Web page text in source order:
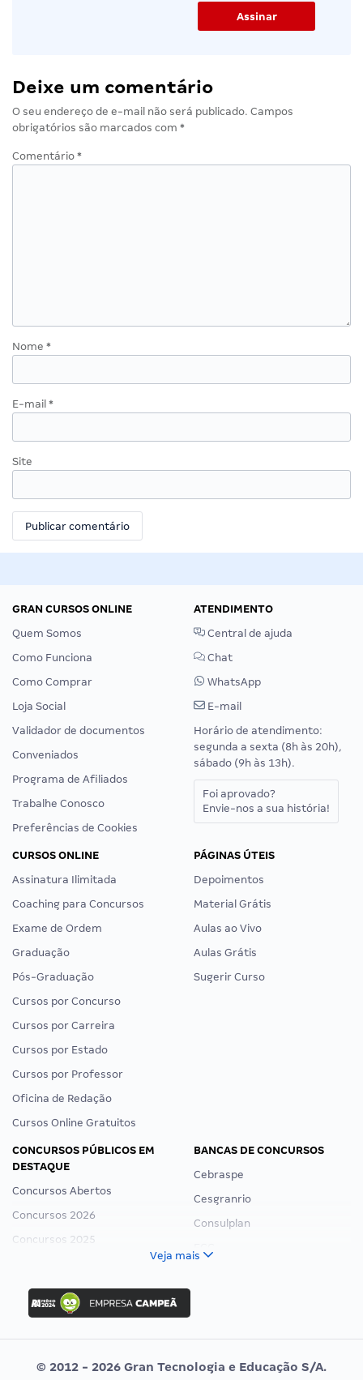
Deixe um comentário
O seu endereço de e-mail não será publicado. Campos
obrigatórios são marcados com *
Comentário *
Nome *
E-mail *
Site
GRAN CURSOS ONLINE
Quem Somos
Como Funciona
Como Comprar
Loja Social
Validador de documentos
Conveniados
Programa de Afiliados
Trabalhe Conosco
Preferências de Cookies
ATENDIMENTO
Central de ajuda
Chat
WhatsApp
E-mail
Horário de atendimento:
segunda a sexta (8h às 20h),
sábado (9h às 13h).
Foi aprovado?
Envie-nos a sua história!
CURSOS ONLINE
Assinatura Ilimitada
Coaching para Concursos
Exame de Ordem
Graduação
Pós-Graduação
Cursos por Concurso
Cursos por Carreira
Cursos por Estado
Cursos por Professor
Oficina de Redação
Cursos Online Gratuitos
PÁGINAS ÚTEIS
Depoimentos
Material Grátis
Aulas ao Vivo
Aulas Grátis
Sugerir Curso
CONCURSOS PÚBLICOS EM
DESTAQUE
Concursos Abertos
Concursos 2026
Concursos 2025
Concurso Nacional Unificado
Concurso Ibama
Concurso MPU
Editais publicados
BANCAS DE CONCURSOS
Cebraspe
Cesgranrio
Consulplan
Vunesp
Veja mais
© 2012 - 2026 Gran Tecnologia e Educação S/A.